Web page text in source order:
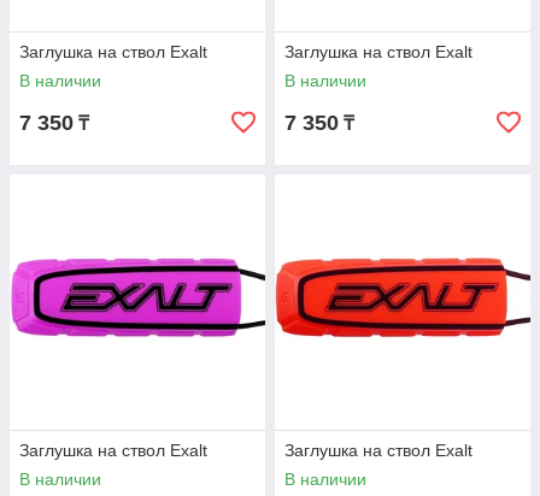
Заглушка на ствол Exalt
В наличии
7 350 ₸
Заглушка на ствол Exalt
В наличии
7 350 ₸
Заглушка на ствол Exalt
В наличии
Заглушка на ствол Exalt
В наличии